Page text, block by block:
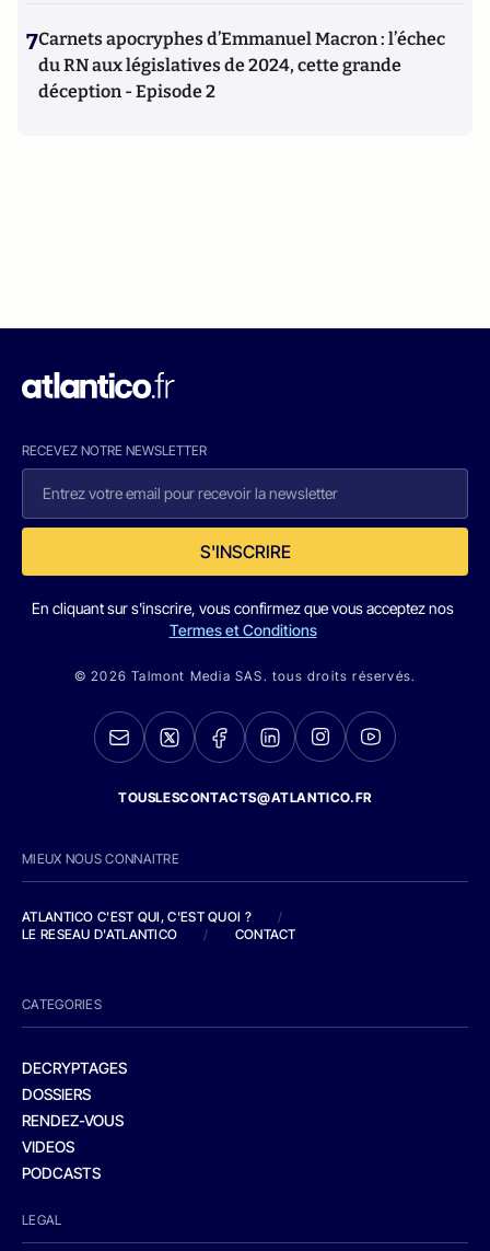
7Carnets apocryphes d’Emmanuel Macron : l’échec
du RN aux législatives de 2024, cette grande
déception - Episode 2
RECEVEZ NOTRE NEWSLETTER
S'INSCRIRE
En cliquant sur s'inscrire, vous confirmez que vous acceptez nos
Termes et Conditions
© 2026 Talmont Media SAS. tous droits réservés.
TOUSLESCONTACTS@ATLANTICO.FR
MIEUX NOUS CONNAITRE
ATLANTICO C'EST QUI, C'EST QUOI ?
/
LE RESEAU D'ATLANTICO
/ CONTACT
CATEGORIES
DECRYPTAGES
DOSSIERS
RENDEZ-VOUS
VIDEOS
PODCASTS
LEGAL